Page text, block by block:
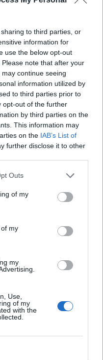
to third parties, or
information for
use the below opt-out
note that after your
continue seeing
information utilized by
to third parties prior to
opt-out of the further
by third parties on the
This information may
on the IAB’s List of
further disclose it to other
Outs
of my
my
my
Use,
of my
with the
zdravotníky byl
rok velmi náročný, hodnotí rok
a lékařů je
škol vyvstal problém